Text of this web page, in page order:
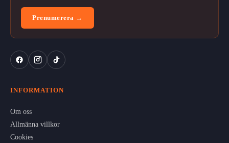
Prenumerera →
INFORMATION
Om oss
Allmänna villkor
Cookies